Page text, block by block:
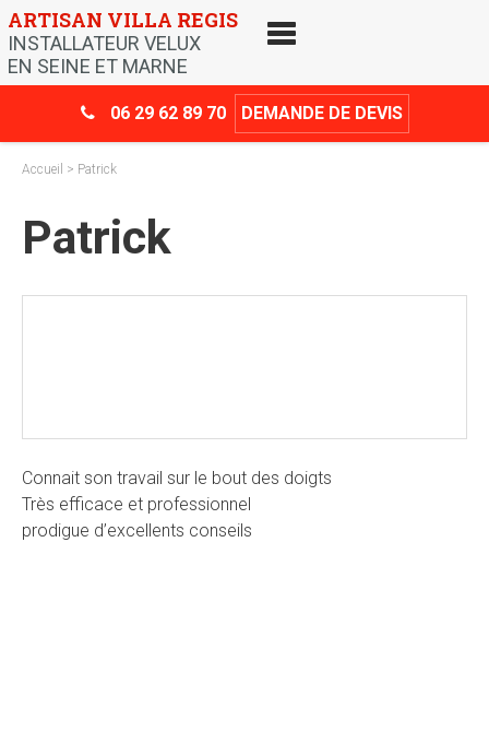
Skip
to
content
ARTISAN VILLA REGIS
INSTALLATEUR VELUX
EN SEINE ET MARNE
06 29 62 89 70 DEMANDE DE DEVIS
Accueil > Patrick
Patrick
Connait son travail sur le bout des doigts
Très efficace et professionnel
prodigue d’excellents conseils